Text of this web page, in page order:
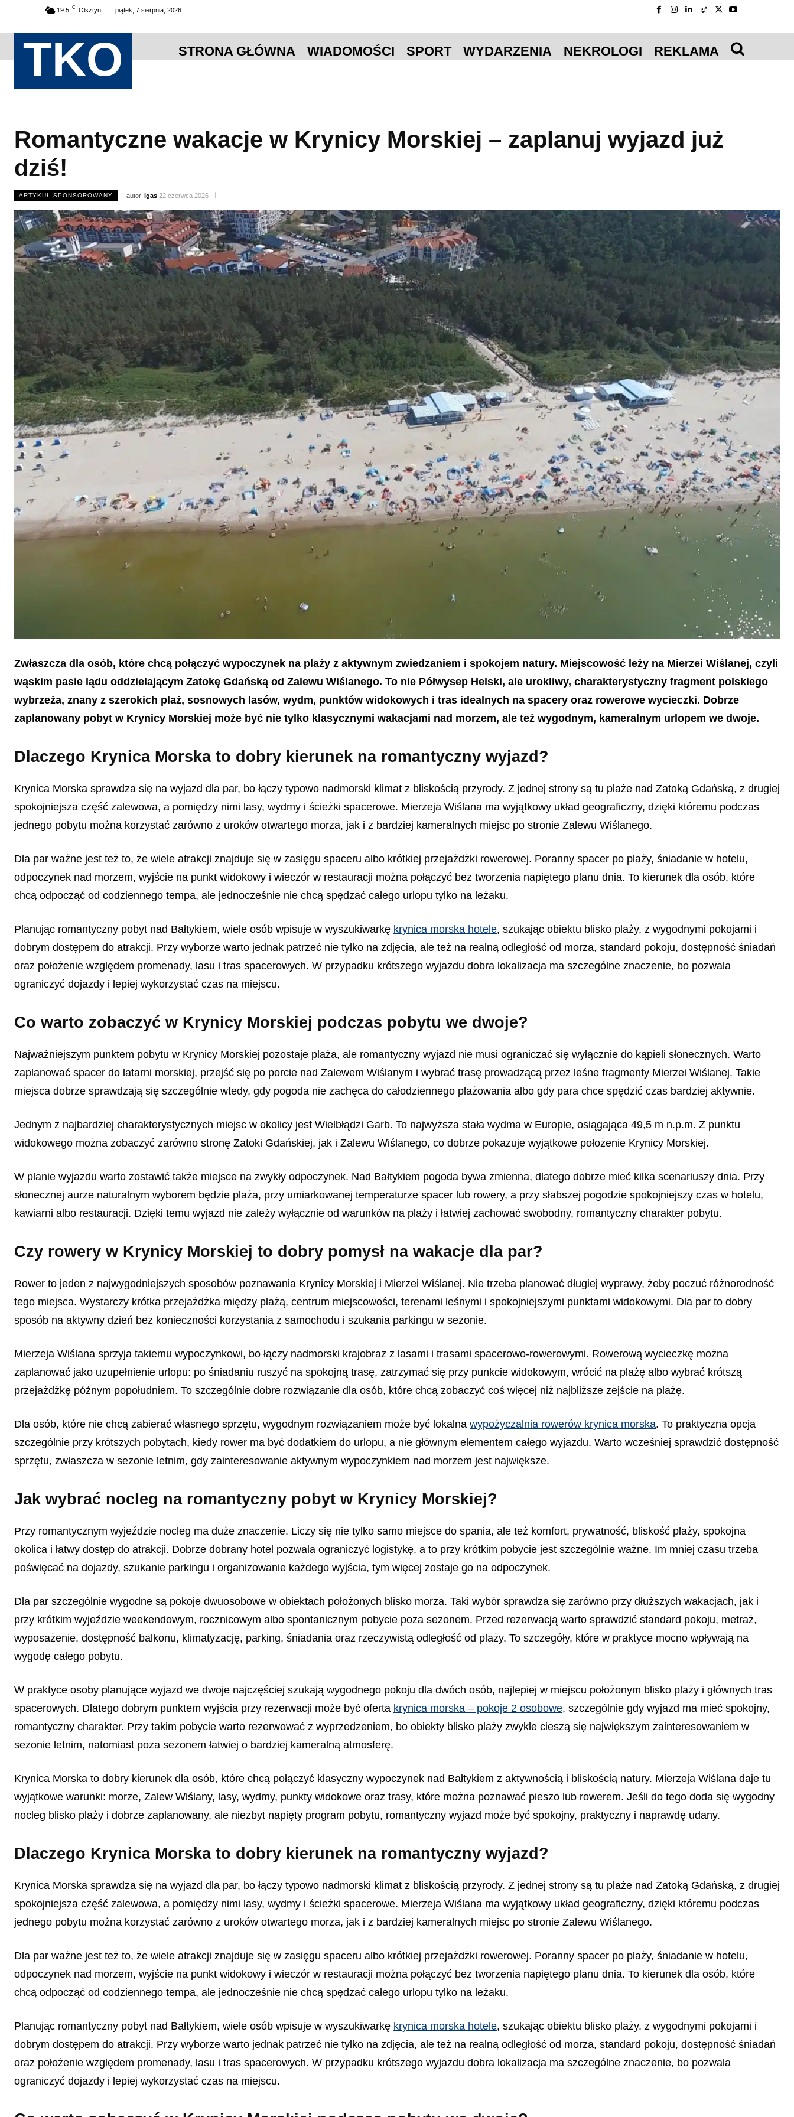
19.5 C Olsztyn piątek, 7 sierpnia, 2026
TKO STRONA GŁÓWNA WIADOMOŚCI SPORT WYDARZENIA NEKROLOGI REKLAMA
Romantyczne wakacje w Krynicy Morskiej – zaplanuj wyjazd już
dziś!
ARTYKUŁ SPONSOROWANY autor igas 22 czerwca 2026
Zwłaszcza dla osób, które chcą połączyć wypoczynek na plaży z aktywnym zwiedzaniem i spokojem natury. Miejscowość leży na Mierzei Wiślanej, czyli
wąskim pasie lądu oddzielającym Zatokę Gdańską od Zalewu Wiślanego. To nie Półwysep Helski, ale urokliwy, charakterystyczny fragment polskiego
wybrzeża, znany z szerokich plaż, sosnowych lasów, wydm, punktów widokowych i tras idealnych na spacery oraz rowerowe wycieczki. Dobrze
zaplanowany pobyt w Krynicy Morskiej może być nie tylko klasycznymi wakacjami nad morzem, ale też wygodnym, kameralnym urlopem we dwoje.
Dlaczego Krynica Morska to dobry kierunek na romantyczny wyjazd?
Krynica Morska sprawdza się na wyjazd dla par, bo łączy typowo nadmorski klimat z bliskością przyrody. Z jednej strony są tu plaże nad Zatoką Gdańską, z drugiej
spokojniejsza część zalewowa, a pomiędzy nimi lasy, wydmy i ścieżki spacerowe. Mierzeja Wiślana ma wyjątkowy układ geograficzny, dzięki któremu podczas
jednego pobytu można korzystać zarówno z uroków otwartego morza, jak i z bardziej kameralnych miejsc po stronie Zalewu Wiślanego.
Dla par ważne jest też to, że wiele atrakcji znajduje się w zasięgu spaceru albo krótkiej przejażdżki rowerowej. Poranny spacer po plaży, śniadanie w hotelu,
odpoczynek nad morzem, wyjście na punkt widokowy i wieczór w restauracji można połączyć bez tworzenia napiętego planu dnia. To kierunek dla osób, które
chcą odpocząć od codziennego tempa, ale jednocześnie nie chcą spędzać całego urlopu tylko na leżaku.
Planując romantyczny pobyt nad Bałtykiem, wiele osób wpisuje w wyszukiwarkę krynica morska hotele, szukając obiektu blisko plaży, z wygodnymi pokojami i
dobrym dostępem do atrakcji. Przy wyborze warto jednak patrzeć nie tylko na zdjęcia, ale też na realną odległość od morza, standard pokoju, dostępność śniadań
oraz położenie względem promenady, lasu i tras spacerowych. W przypadku krótszego wyjazdu dobra lokalizacja ma szczególne znaczenie, bo pozwala
ograniczyć dojazdy i lepiej wykorzystać czas na miejscu.
Co warto zobaczyć w Krynicy Morskiej podczas pobytu we dwoje?
Najważniejszym punktem pobytu w Krynicy Morskiej pozostaje plaża, ale romantyczny wyjazd nie musi ograniczać się wyłącznie do kąpieli słonecznych. Warto
zaplanować spacer do latarni morskiej, przejść się po porcie nad Zalewem Wiślanym i wybrać trasę prowadzącą przez leśne fragmenty Mierzei Wiślanej. Takie
miejsca dobrze sprawdzają się szczególnie wtedy, gdy pogoda nie zachęca do całodziennego plażowania albo gdy para chce spędzić czas bardziej aktywnie.
Jednym z najbardziej charakterystycznych miejsc w okolicy jest Wielbłądzi Garb. To najwyższa stała wydma w Europie, osiągająca 49,5 m n.p.m. Z punktu
widokowego można zobaczyć zarówno stronę Zatoki Gdańskiej, jak i Zalewu Wiślanego, co dobrze pokazuje wyjątkowe położenie Krynicy Morskiej.
W planie wyjazdu warto zostawić także miejsce na zwykły odpoczynek. Nad Bałtykiem pogoda bywa zmienna, dlatego dobrze mieć kilka scenariuszy dnia. Przy
słonecznej aurze naturalnym wyborem będzie plaża, przy umiarkowanej temperaturze spacer lub rowery, a przy słabszej pogodzie spokojniejszy czas w hotelu,
kawiarni albo restauracji. Dzięki temu wyjazd nie zależy wyłącznie od warunków na plaży i łatwiej zachować swobodny, romantyczny charakter pobytu.
Czy rowery w Krynicy Morskiej to dobry pomysł na wakacje dla par?
Rower to jeden z najwygodniejszych sposobów poznawania Krynicy Morskiej i Mierzei Wiślanej. Nie trzeba planować długiej wyprawy, żeby poczuć różnorodność
tego miejsca. Wystarczy krótka przejażdżka między plażą, centrum miejscowości, terenami leśnymi i spokojniejszymi punktami widokowymi. Dla par to dobry
sposób na aktywny dzień bez konieczności korzystania z samochodu i szukania parkingu w sezonie.
Mierzeja Wiślana sprzyja takiemu wypoczynkowi, bo łączy nadmorski krajobraz z lasami i trasami spacerowo-rowerowymi. Rowerową wycieczkę można
zaplanować jako uzupełnienie urlopu: po śniadaniu ruszyć na spokojną trasę, zatrzymać się przy punkcie widokowym, wrócić na plażę albo wybrać krótszą
przejażdżkę późnym popołudniem. To szczególnie dobre rozwiązanie dla osób, które chcą zobaczyć coś więcej niż najbliższe zejście na plażę.
Dla osób, które nie chcą zabierać własnego sprzętu, wygodnym rozwiązaniem może być lokalna wypożyczalnia rowerów krynica morska. To praktyczna opcja
szczególnie przy krótszych pobytach, kiedy rower ma być dodatkiem do urlopu, a nie głównym elementem całego wyjazdu. Warto wcześniej sprawdzić dostępność
sprzętu, zwłaszcza w sezonie letnim, gdy zainteresowanie aktywnym wypoczynkiem nad morzem jest największe.
Jak wybrać nocleg na romantyczny pobyt w Krynicy Morskiej?
Przy romantycznym wyjeździe nocleg ma duże znaczenie. Liczy się nie tylko samo miejsce do spania, ale też komfort, prywatność, bliskość plaży, spokojna
okolica i łatwy dostęp do atrakcji. Dobrze dobrany hotel pozwala ograniczyć logistykę, a to przy krótkim pobycie jest szczególnie ważne. Im mniej czasu trzeba
poświęcać na dojazdy, szukanie parkingu i organizowanie każdego wyjścia, tym więcej zostaje go na odpoczynek.
Dla par szczególnie wygodne są pokoje dwuosobowe w obiektach położonych blisko morza. Taki wybór sprawdza się zarówno przy dłuższych wakacjach, jak i
przy krótkim wyjeździe weekendowym, rocznicowym albo spontanicznym pobycie poza sezonem. Przed rezerwacją warto sprawdzić standard pokoju, metraż,
wyposażenie, dostępność balkonu, klimatyzację, parking, śniadania oraz rzeczywistą odległość od plaży. To szczegóły, które w praktyce mocno wpływają na
wygodę całego pobytu.
W praktyce osoby planujące wyjazd we dwoje najczęściej szukają wygodnego pokoju dla dwóch osób, najlepiej w miejscu położonym blisko plaży i głównych tras
spacerowych. Dlatego dobrym punktem wyjścia przy rezerwacji może być oferta krynica morska – pokoje 2 osobowe, szczególnie gdy wyjazd ma mieć spokojny,
romantyczny charakter. Przy takim pobycie warto rezerwować z wyprzedzeniem, bo obiekty blisko plaży zwykle cieszą się największym zainteresowaniem w
sezonie letnim, natomiast poza sezonem łatwiej o bardziej kameralną atmosferę.
Krynica Morska to dobry kierunek dla osób, które chcą połączyć klasyczny wypoczynek nad Bałtykiem z aktywnością i bliskością natury. Mierzeja Wiślana daje tu
wyjątkowe warunki: morze, Zalew Wiślany, lasy, wydmy, punkty widokowe oraz trasy, które można poznawać pieszo lub rowerem. Jeśli do tego doda się wygodny
nocleg blisko plaży i dobrze zaplanowany, ale niezbyt napięty program pobytu, romantyczny wyjazd może być spokojny, praktyczny i naprawdę udany.
Dlaczego Krynica Morska to dobry kierunek na romantyczny wyjazd?
Krynica Morska sprawdza się na wyjazd dla par, bo łączy typowo nadmorski klimat z bliskością przyrody. Z jednej strony są tu plaże nad Zatoką Gdańską, z drugiej
spokojniejsza część zalewowa, a pomiędzy nimi lasy, wydmy i ścieżki spacerowe. Mierzeja Wiślana ma wyjątkowy układ geograficzny, dzięki któremu podczas
jednego pobytu można korzystać zarówno z uroków otwartego morza, jak i z bardziej kameralnych miejsc po stronie Zalewu Wiślanego.
Dla par ważne jest też to, że wiele atrakcji znajduje się w zasięgu spaceru albo krótkiej przejażdżki rowerowej. Poranny spacer po plaży, śniadanie w hotelu,
odpoczynek nad morzem, wyjście na punkt widokowy i wieczór w restauracji można połączyć bez tworzenia napiętego planu dnia. To kierunek dla osób, które
chcą odpocząć od codziennego tempa, ale jednocześnie nie chcą spędzać całego urlopu tylko na leżaku.
Planując romantyczny pobyt nad Bałtykiem, wiele osób wpisuje w wyszukiwarkę krynica morska hotele, szukając obiektu blisko plaży, z wygodnymi pokojami i
dobrym dostępem do atrakcji. Przy wyborze warto jednak patrzeć nie tylko na zdjęcia, ale też na realną odległość od morza, standard pokoju, dostępność śniadań
oraz położenie względem promenady, lasu i tras spacerowych. W przypadku krótszego wyjazdu dobra lokalizacja ma szczególne znaczenie, bo pozwala
ograniczyć dojazdy i lepiej wykorzystać czas na miejscu.